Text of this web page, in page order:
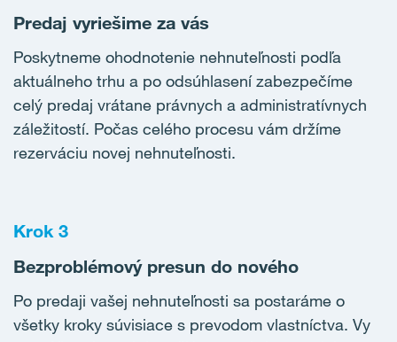
Predaj vyriešime za vás
Poskytneme ohodnotenie nehnuteľnosti podľa
aktuálneho trhu a po odsúhlasení zabezpečíme
celý predaj vrátane právnych a administratívnych
záležitostí. Počas celého procesu vám držíme
rezerváciu novej nehnuteľnosti.
Krok 3
Bezproblémový presun do nového
Po predaji vašej nehnuteľnosti sa postaráme o
všetky kroky súvisiace s prevodom vlastníctva. Vy